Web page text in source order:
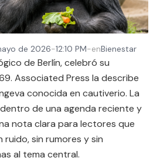
de 2026-12:10 PM-enBienestar
de Berlín, celebró su
Associated Press la describe
conocida en cautiverio. La
de una agenda reciente y
nota clara para lectores que
sin rumores y sin
al tema central.